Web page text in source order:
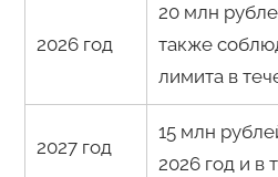
2026 год
20 млн
также
лимита в
2027 год
15 млн
2026 год и в